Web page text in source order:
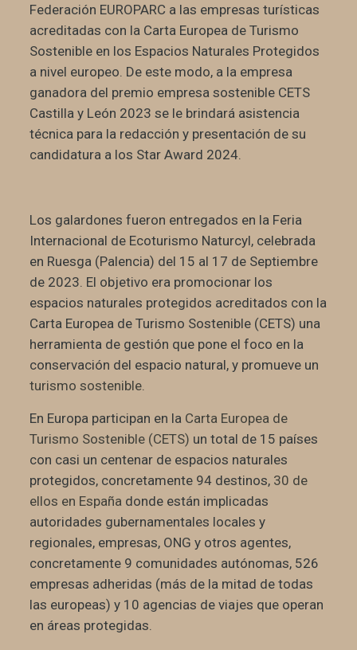
Federación EUROPARC a las empresas turísticas
acreditadas con la Carta Europea de Turismo
Sostenible en los Espacios Naturales Protegidos
a nivel europeo. De este modo, a la empresa
ganadora del premio empresa sostenible CETS
Castilla y León 2023 se le brindará asistencia
técnica para la redacción y presentación de su
candidatura a los Star Award 2024.
Los galardones fueron entregados en la Feria
Internacional de Ecoturismo Naturcyl, celebrada
en Ruesga (Palencia) del 15 al 17 de Septiembre
de 2023. El objetivo era promocionar los
espacios naturales protegidos acreditados con la
Carta Europea de Turismo Sostenible (CETS) una
herramienta de gestión que pone el foco en la
conservación del espacio natural, y promueve un
turismo sostenible.
En Europa participan en la Carta Europea de
Turismo Sostenible (CETS) un total de 15 países
con casi un centenar de espacios naturales
protegidos, concretamente 94 destinos, 30 de
ellos en España donde están implicadas
autoridades gubernamentales locales y
regionales, empresas, ONG y otros agentes,
concretamente 9 comunidades autónomas, 526
empresas adheridas (más de la mitad de todas
las europeas) y 10 agencias de viajes que operan
en áreas protegidas.